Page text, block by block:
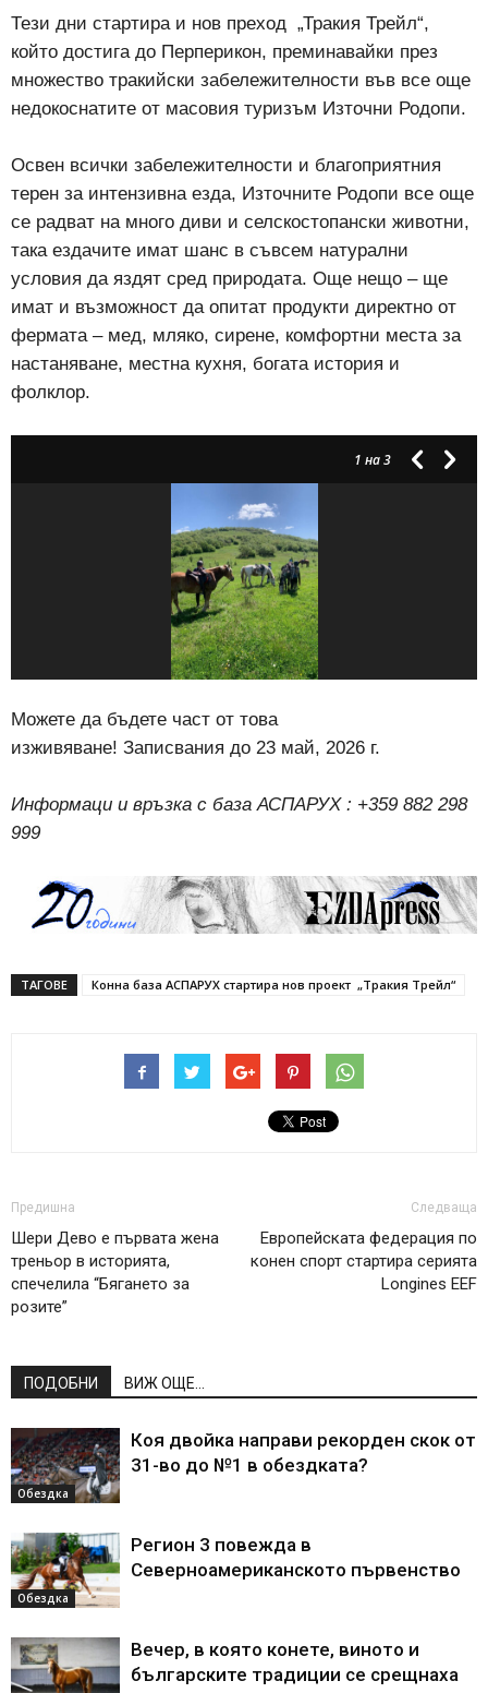
Тези дни стартира и нов преход „Тракия Трейл“,
който достига до Перперикон, преминавайки през
множество тракийски забележителности във все още
недокоснатите от масовия туризъм Източни Родопи.
Освен всички забележителности и благоприятния
терен за интензивна езда, Източните Родопи все още
се радват на много диви и селскостопански животни,
така ездачите имат шанс в съвсем натурални
условия да яздят сред природата. Още нещо – ще
имат и възможност да опитат продукти директно от
фермата – мед, мляко, сирене, комфортни места за
настаняване, местна кухня, богата история и
фолклор.
1 на 3
Можете да бъдете част от това
изживяване! Записвания до 23 май, 2026 г.
Информаци и връзка с база АСПАРУХ : +359 882 298
999
ТАГОВЕ Конна база АСПАРУХ стартира нов проект „Тракия Трейл“
Предишна
Шери Дево е първата жена
треньор в историята,
спечелила “Бягането за
розите”
Следваща
Европейската федерация по
конен спорт стартира серията
Longines EEF
ПОДОБНИ ВИЖ ОЩЕ...
Обездка
Коя двойка направи рекорден скок от
31-во до №1 в обездката?
Обездка
Регион 3 повежда в
Северноамериканското първенство
Вечер, в която конете, виното и
българските традиции се срещнаха